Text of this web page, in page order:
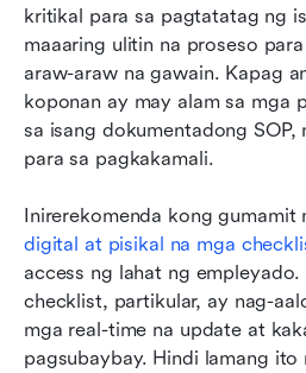
kritikal para sa pagtatatag ng
maaaring ulitin na proseso
araw-araw na gawain. Kapag
koponan ay may alam sa mga
sa isang dokumentadong
para sa pagkakamali.
digital at pisikal na mga
access ng lahat ng
checklist, partikular, ay nag-
mga real-time na update at
pagsubaybay. Hindi lamang ito